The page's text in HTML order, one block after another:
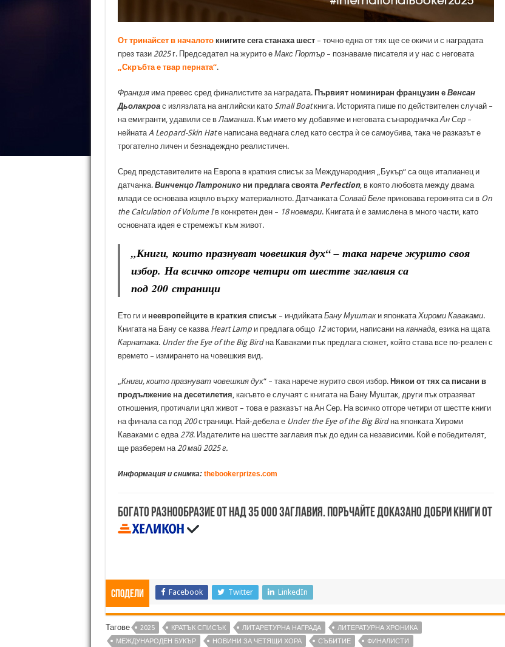
От тринайсет в началотокнигите сега станаха шест– точно една от тях ще се окичи и с наградата
през тази 2025г. Председател на журито е Макс Портър– познаваме писателя и у нас с неговата
„Скръбта е твар перната“.
Францияима превес сред финалистите за наградата. Първият номиниран французин е Венсан
Дьолакроас излязлата на английски като Small Boatкнига. Историята пише по действителен случай –
на емигранти, удавили се вЛаманша. Към името му добавяме и неговата сънародничкаАн Сер–
нейнатаA Leopard-Skin Hatе написана веднага след като сестра ѝ се самоубива, така че разказът е
трогателно личен и безнадеждно реалистичен.
Сред представителите на Европа в краткия списък за Международния „Букър“ са още италианец и
датчанка. Винченцо Латроникони предлага своята Perfection, в която любовта между двама
млади се основава изцяло върху материалното. ДатчанкатаСолвай Белеприковава героинята си в On
the Calculation of Volume Iв конкретен ден – 18 ноември. Книгата ѝ е замислена в много части, като
основната идея е стремежът към живот.
„Книги, които празнуват човешкия дух“ – така нарече журито своя
избор. На всичко отгоре четири от шестте заглавия са
под200страници
Ето ги и неевропейците в краткия списък– индийкатаБану Муштаки японкатаХироми Каваками.
Книгата на Бану се казва Heart Lampи предлага общо 12истории, написани наканнада, езика на щата
Карнатака. Under the Eye of the Big Birdна Каваками пък предлага сюжет, който става все по-реален с
времето – измирането на човешкия вид.
„Книги, които празнуват човешкия дух“ – така нарече журито своя избор. Някои от тях са писани в
продължение на десетилетия, какъвто е случаят с книгата на Бану Муштак, други пък отразяват
отношения, протичали цял живот – това е разказът на Ан Сер. На всичко отгоре четири от шестте книги
на финала са под 200страници. Най-дебела е Under the Eye of the Big Birdна японката Хироми
Каваками с едва278. Издателите на шестте заглавия пък до един са независими. Кой е победителят,
ще разберем на20 май 2025 г.
Информация и снимка: thebookerprizes.com
Богато разнообразие от над 35 000 заглавия. Поръчайте доказано добри книги от
Сподели Facebook Twitter LinkedIn
Тагове 2025 КРАТЪК СПИСЪК ЛИТАРЕТУРНА НАГРАДА
ЛИТЕРАТУРНА ХРОНИКА
МЕЖДУНАРОДЕН БУКЪР
НОВИНИ ЗА ЧЕТЯЩИ ХОРА СЪБИТИЕ ФИНАЛИСТИ